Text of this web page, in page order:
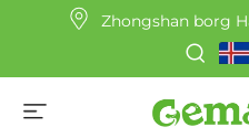
Zhongshan borg